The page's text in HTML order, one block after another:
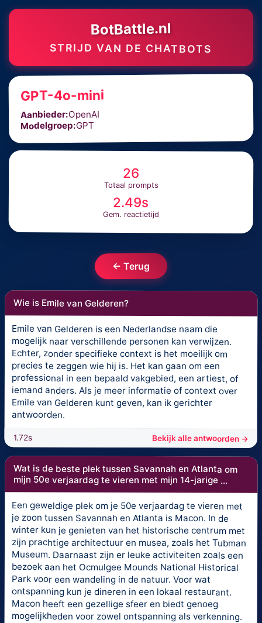
BotBattle.nl
STRIJD VAN DE CHATBOTS
GPT-4o-mini
Aanbieder:OpenAI
Modelgroep:GPT
26
Totaal prompts
2.49s
Gem. reactietijd
← Terug
Wie is Emile van Gelderen?
Emile van Gelderen is een Nederlandse naam die
mogelijk naar verschillende personen kan verwijzen.
Echter, zonder specifieke context is het moeilijk om
precies te zeggen wie hij is. Het kan gaan om een
professional in een bepaald vakgebied, een artiest, of
iemand anders. Als je meer informatie of context over
Emile van Gelderen kunt geven, kan ik gerichter
antwoorden.
1.72s Bekijk alle antwoorden →
Wat is de beste plek tussen Savannah en Atlanta om
mijn 50e verjaardag te vieren met mijn 14-jarige ...
Een geweldige plek om je 50e verjaardag te vieren met
je zoon tussen Savannah en Atlanta is Macon. In de
winter kun je genieten van het historische centrum met
zijn prachtige architectuur en musea, zoals het Tubman
Museum. Daarnaast zijn er leuke activiteiten zoals een
bezoek aan het Ocmulgee Mounds National Historical
Park voor een wandeling in de natuur. Voor wat
ontspanning kun je dineren in een lokaal restaurant.
Macon heeft een gezellige sfeer en biedt genoeg
mogelijkheden voor zowel ontspanning als verkenning.